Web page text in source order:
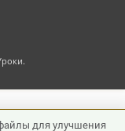
для улучшения